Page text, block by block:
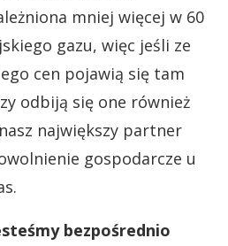
mniej więcej w 60
gazu, więc jeśli ze
cen pojawią się tam
odbiją się one również
największy partner
gospodarcze u
bezpośrednio